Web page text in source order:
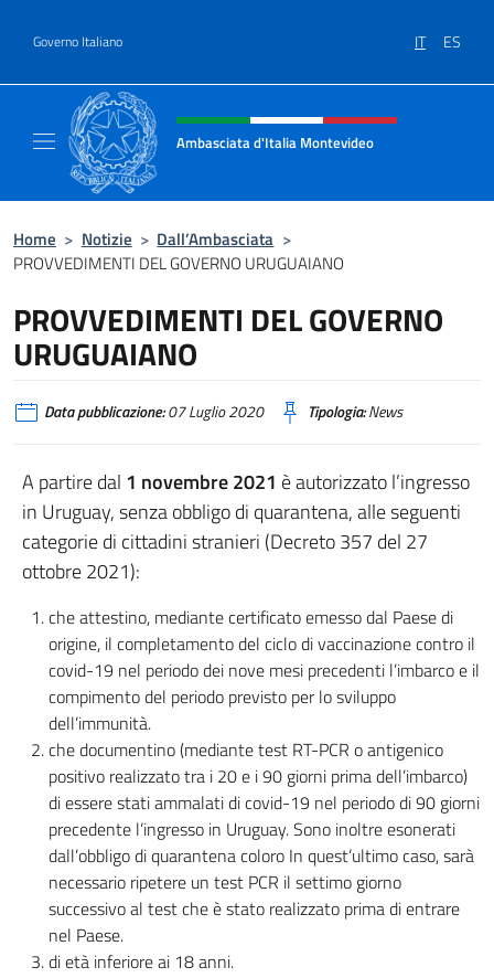
Governo Italiano IT ES
Intestazione sito, social e menù
Ambasciata d'Italia Montevideo
Home > Notizie > Dall’Ambasciata >
PROVVEDIMENTI DEL GOVERNO URUGUAIANO
PROVVEDIMENTI DEL GOVERNO
URUGUAIANO
Data pubblicazione:07 Luglio 2020 Tipologia:News
A partire dal 1 novembre 2021 è autorizzato l’ingresso
in Uruguay, senza obbligo di quarantena, alle seguenti
categorie di cittadini stranieri (Decreto 357 del 27
ottobre 2021):
che attestino, mediante certificato emesso dal Paese di
origine, il completamento del ciclo di vaccinazione contro il
covid-19 nel periodo dei nove mesi precedenti l’imbarco e il
compimento del periodo previsto per lo sviluppo
dell’immunità.
che documentino (mediante test RT-PCR o antigenico
positivo realizzato tra i 20 e i 90 giorni prima dell’imbarco)
di essere stati ammalati di covid-19 nel periodo di 90 giorni
precedente l’ingresso in Uruguay. Sono inoltre esonerati
dall’obbligo di quarantena coloro In quest’ultimo caso, sarà
necessario ripetere un test PCR il settimo giorno
successivo al test che è stato realizzato prima di entrare
nel Paese.
di età inferiore ai 18 anni.
novembre
autorizzato
l’ingresso
in
Uruguay,
obbligo
di
quarantena,
alle
seguenti
cittadini
stranieri
(Decreto
ottobre
2021):
che
attestino,
mediante
certificato
emesso
dal
Paese
di